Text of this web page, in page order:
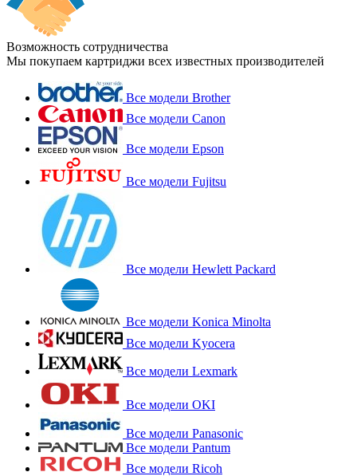
Возможность сотрудничества
Мы покупаем картриджи всех известных производителей
Все модели Brother
Все модели Canon
Все модели Epson
Все модели Fujitsu
Все модели Hewlett Packard
Все модели Konica Minolta
Все модели Kyocera
Все модели Lexmark
Все модели OKI
Все модели Panasonic
Все модели Pantum
Все модели Ricoh